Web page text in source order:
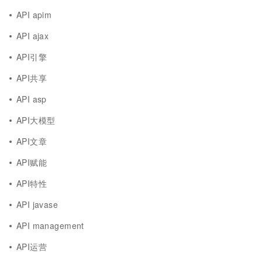
API apim
API ajax
API引擎
API共享
API asp
API大模型
API文章
API赋能
API特性
API javase
API management
API运营